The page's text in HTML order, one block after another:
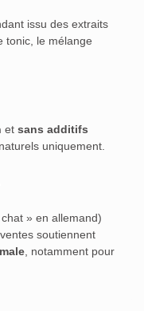
issu des extraits
tonic, le mélange
et sans additifs
uniquement
» en allemand)
soutiennent
, notamment pour